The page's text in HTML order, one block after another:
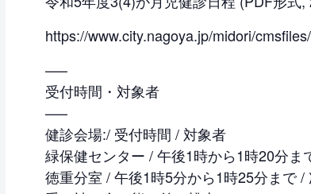
https://www.city.nagoya.jp/midori/
—–
受付時間・対象者
—–
健診会場:/ 受付時間 / 対象者
緑保健センター / 午後1時から1時20分
徳重分室 / 午後1時5分から1時25分まで